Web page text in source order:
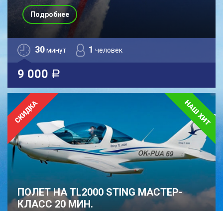
30минут 1 человек
9 000 a
Подробнее
ПОЛЕТ НА TL2000 STING МАСТЕР-
КЛАСС 20 МИН.